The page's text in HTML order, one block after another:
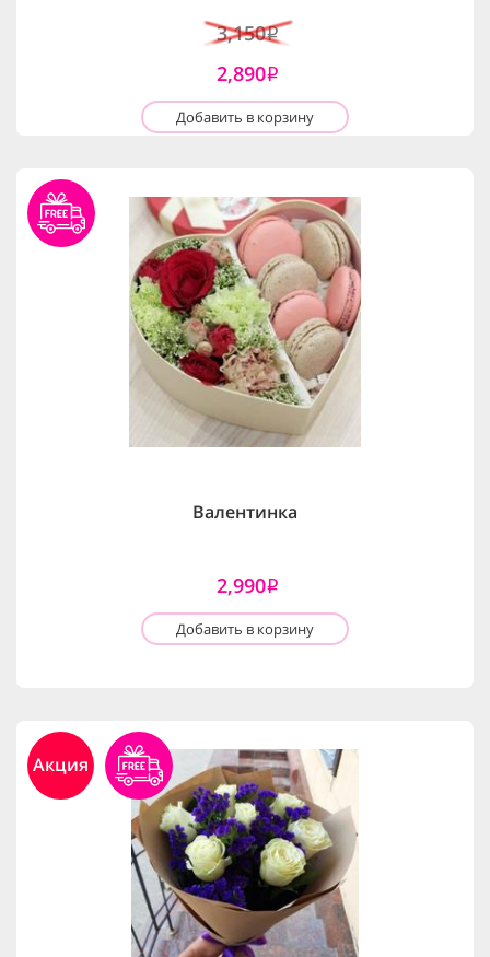
3,150i
2,890i
Добавить в корзину
Валентинка
2,990i
Добавить в корзину
Акция